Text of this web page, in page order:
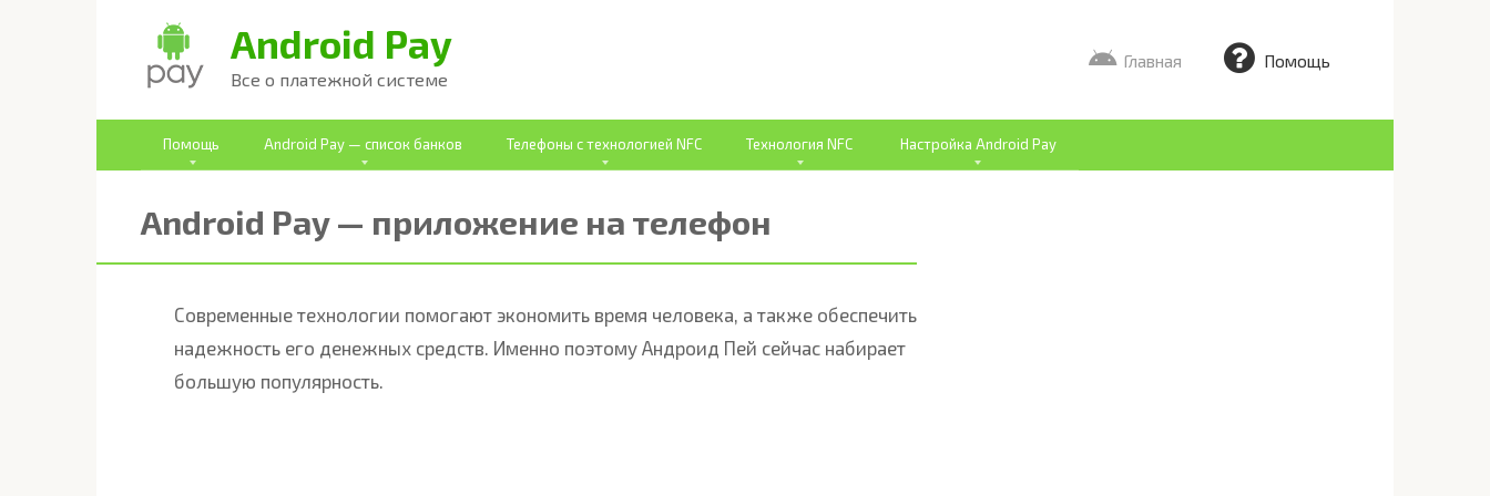
Android Pay
Все о платежной системе
Главная Помощь
Помощь Android Pay — список банков Телефоны с технологией NFC Технология NFC Настройка Android Pay
Android Pay — приложение на телефон
Современные технологии помогают экономить время человека, а также обеспечить
надежность его денежных средств. Именно поэтому Андроид Пей сейчас набирает
большую популярность.